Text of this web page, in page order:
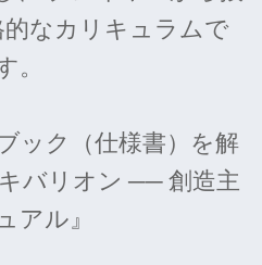
なカリキュラムで
。
ック（仕様書）を解
バリオン ── 創造主
アル』